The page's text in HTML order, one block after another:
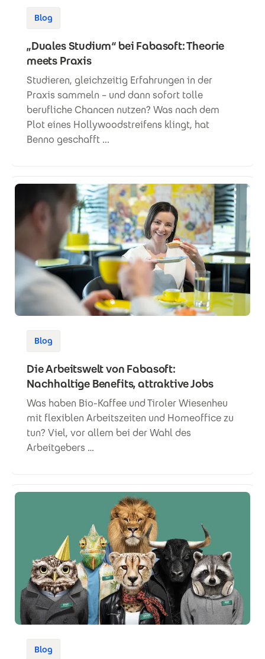
Blog
„Duales Studium“ bei Fabasoft: Theorie
meets Praxis
Studieren, gleichzeitig Erfahrungen in der
Praxis sammeln – und dann sofort tolle
berufliche Chancen nutzen? Was nach dem
Plot eines Hollywoodstreifens klingt, hat
Benno geschafft ...
Blog
Die Arbeitswelt von Fabasoft:
Nachhaltige Benefits, attraktive Jobs
Was haben Bio-Kaffee und Tiroler Wiesenheu
mit flexiblen Arbeitszeiten und Homeoffice zu
tun? Viel, vor allem bei der Wahl des
Arbeitgebers …
Blog